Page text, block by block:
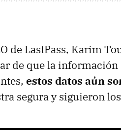
de LastPass, Karim
de que la
estos datos aún
segura y siguieron